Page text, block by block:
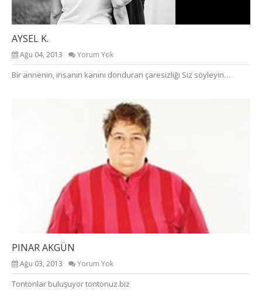
AYSEL K.
Ağu 04, 2013 Yorum Yok
Bir annenin, insanın kanını donduran çaresizliği Siz söyleyin…
PINAR AKGÜN
Ağu 03, 2013 Yorum Yok
Tontonlar buluşuyor tontonuz.biz